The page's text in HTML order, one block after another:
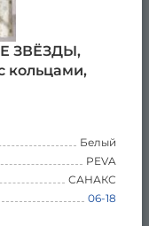
ЗВЁЗДЫ,
кольцами,
Белый
PEVA
САНАКС
06-18